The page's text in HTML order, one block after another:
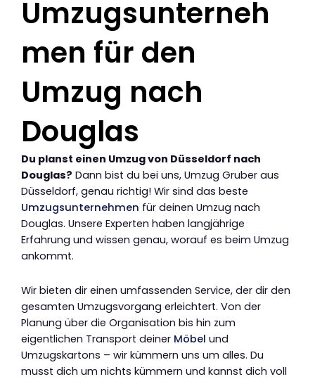
Umzugsunterneh
men für den
Umzug nach
Douglas
Du planst einen Umzug von Düsseldorf nach
Douglas? Dann bist du bei uns, Umzug Gruber aus
Düsseldorf, genau richtig! Wir sind das beste
Umzugsunternehmen für deinen Umzug nach
Douglas. Unsere Experten haben langjährige
Erfahrung und wissen genau, worauf es beim Umzug
ankommt.
Wir bieten dir einen umfassenden Service, der dir den
gesamten Umzugsvorgang erleichtert. Von der
Planung über die Organisation bis hin zum
eigentlichen Transport deiner Möbel und
Umzugskartons – wir kümmern uns um alles. Du
musst dich um nichts kümmern und kannst dich voll